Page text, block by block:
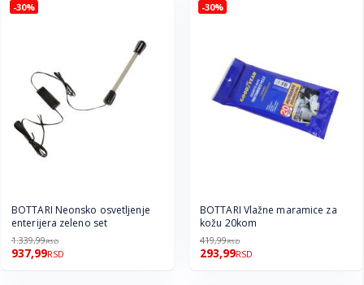
-30%
BOTTARI Neonsko osvetljenje
enterijera zeleno set
1.339,99RSD
937,99RSD
-30%
BOTTARI Vlažne maramice za
kožu 20kom
419,99RSD
293,99RSD